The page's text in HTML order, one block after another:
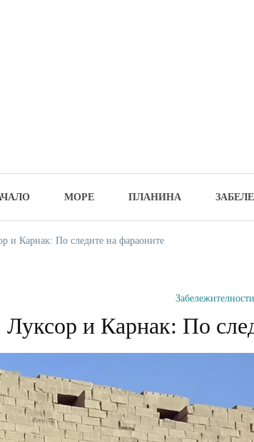
МОРЕ ПЛАНИНА
и Карнак: По следите на фараоните
Забележителности
Луксор и Карнак: По